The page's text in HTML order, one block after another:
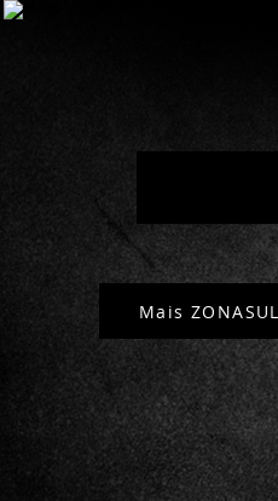
Mais ZONASUL